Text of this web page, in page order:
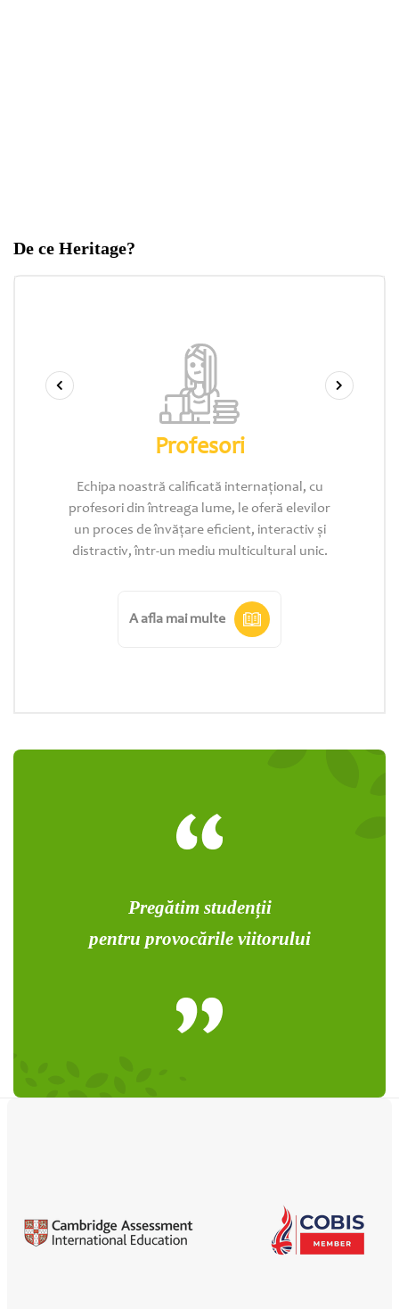
De ce Heritage?
Profesori
Echipa noastră calificată internațional, cu
profesori din întreaga lume, le oferă elevilor
un proces de învățare eficient, interactiv și
distractiv, într-un mediu multicultural unic.
A afla mai multe
Pregătim studenții
pentru provocările viitorului